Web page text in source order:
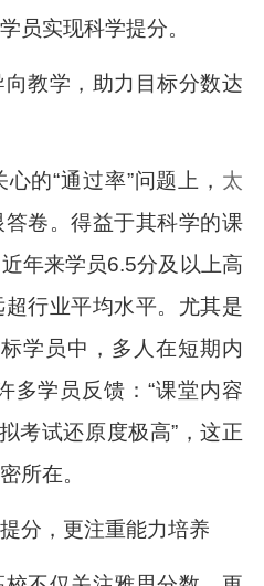
员实现科学提分。
教学，助力目标分数达
的“通过率”问题上， 太
卷。得益于其科学的课
年来学员6.5分及以上高
行业平均水平。尤其是
学员中，多人在短期内
多学员反馈：“课堂内容
考试还原度极高”，这正
所在。
分，更注重能力培养